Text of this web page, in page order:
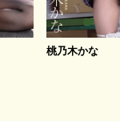
桃乃木かな